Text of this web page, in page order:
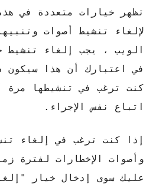
تظهر خيارات متعددة في
الويب ، يجب إلغاء تنشيط
في اعتبارك أن هذا سيكون
كنت ترغب في تنشيطها مرة
اتباع نفس الإجراء.
إذا كنت ترغب في إلغاء
وأصوات الإخطارات لفترة
عليك سوى إدخال خيار